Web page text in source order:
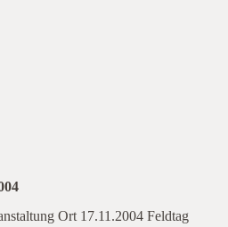
Ort 17.11.2004 Feldtag